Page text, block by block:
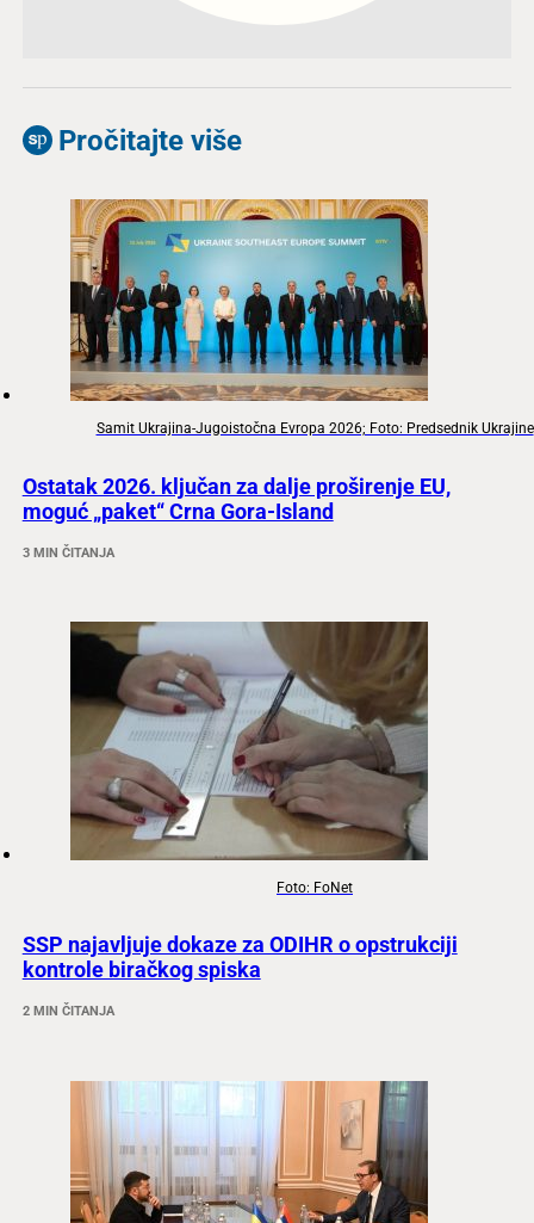
Pročitajte više
Samit Ukrajina-Jugoistočna Evropa 2026; Foto: Predsednik Ukrajine
Ostatak 2026. ključan za dalje proširenje EU,
moguć „paket“ Crna Gora-Island
3 MIN ČITANJA
Foto: FoNet
SSP najavljuje dokaze za ODIHR o opstrukciji
kontrole biračkog spiska
2 MIN ČITANJA